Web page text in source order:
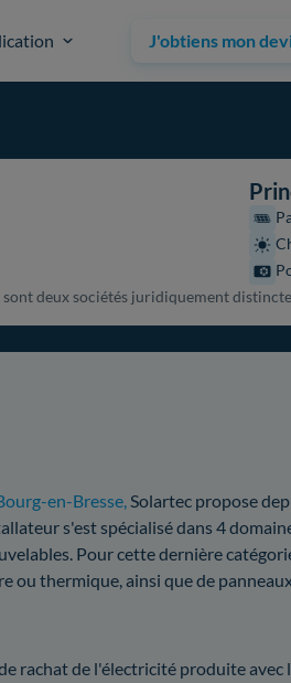
J'obtiens mon
deux sociétés juridiquement
en-Bresse,Solartec propose
s'est spécialisé dans 4
Pour cette dernière
ou thermique, ainsi que de
rachat de l'électricité produite